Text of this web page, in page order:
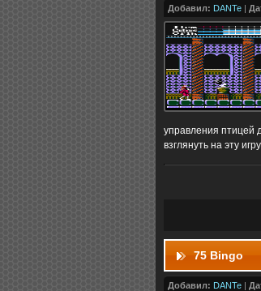
Добавил: DANTe |
управления птицей
взглянуть на эту
75 Bingo
Добавил: DANTe |